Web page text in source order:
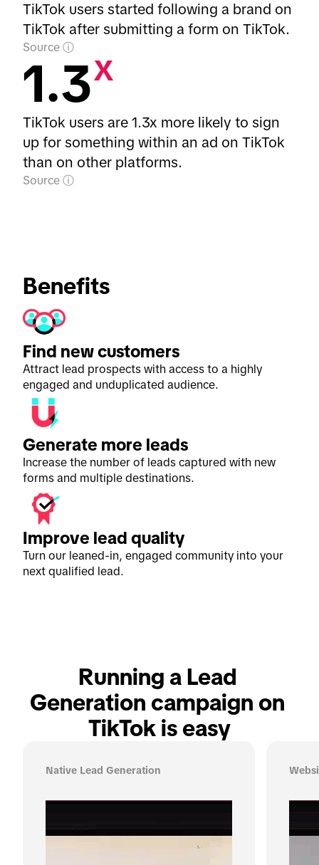
TikTok users started following a brand on
TikTok after submitting a form on TikTok.
Source
1.3X
TikTok users are 1.3x more likely to sign
up for something within an ad on TikTok
than on other platforms.
Source
Benefits
Find new customers
Attract lead prospects with access to a highly
engaged and unduplicated audience.
Generate more leads
Increase the number of leads captured with new
forms and multiple destinations.
Improve lead quality
Turn our leaned-in, engaged community into your
next qualified lead.
Running a Lead
Generation campaign on
TikTok is easy
Native Lead Generation